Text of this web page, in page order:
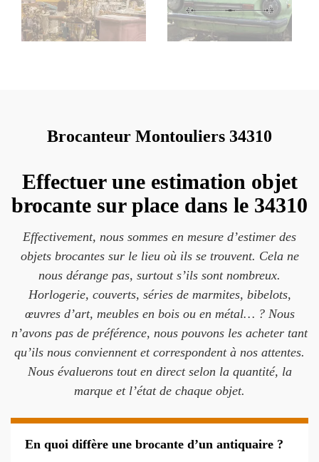
Brocanteur Montouliers 34310
Effectuer une estimation objet
brocante sur place dans le 34310
Effectivement, nous sommes en mesure d’estimer des
objets brocantes sur le lieu où ils se trouvent. Cela ne
nous dérange pas, surtout s’ils sont nombreux.
Horlogerie, couverts, séries de marmites, bibelots,
œuvres d’art, meubles en bois ou en métal… ? Nous
n’avons pas de préférence, nous pouvons les acheter tant
qu’ils nous conviennent et correspondent à nos attentes.
Nous évaluerons tout en direct selon la quantité, la
marque et l’état de chaque objet.
En quoi diffère une brocante d’un antiquaire ?